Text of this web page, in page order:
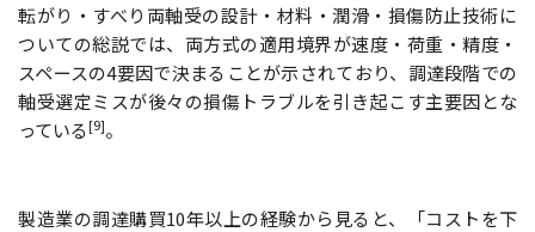
転がり・すべり両軸受の設計・材料・潤滑・損傷防止技術に
ついての総説では、両方式の適用境界が速度・荷重・精度・
スペースの4要因で決まることが示されており、調達段階での
軸受選定ミスが後々の損傷トラブルを引き起こす主要因とな
っている[9]。
製造業の調達購買10年以上の経験から見ると、「コストを下